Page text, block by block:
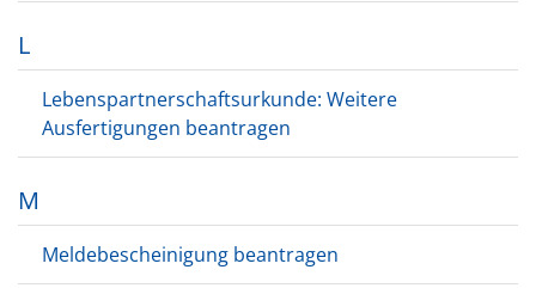
L
Lebenspartnerschaftsurkunde: Weitere
Ausfertigungen beantragen
M
Meldebescheinigung beantragen